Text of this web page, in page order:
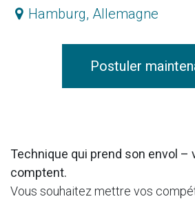
Hamburg, Allemagne
Postuler
Technique qui prend son envol
comptent.
Vous souhaitez mettre vos